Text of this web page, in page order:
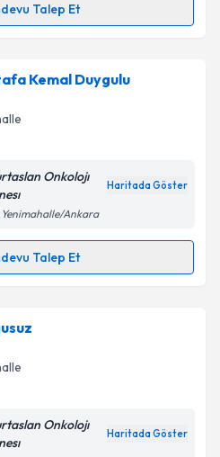
Talep Et
için randevu takvimi talebi
randevu almanız için bir
e-posta ile bilgilendireceğiz.
işlenmesine ilişkinAydınlatma
kişisel verilerimin belirtilen
kabul ediyorum.
Gönder
Kemal Duygulu
Onkolojı
Haritada Göster
Ankara
Talep Et
Duygulu
Size bu uzmandan randevu
e-posta ile
Onkolojı
Haritada Göster